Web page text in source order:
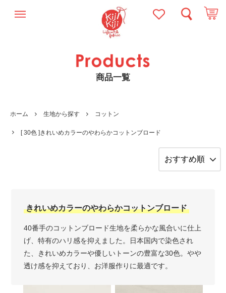
商品一覧
ホーム 生地から探す コットン
[ 30色 ]きれいめカラーのやわらかコットンブロード
きれいめカラーのやわらかコットンブロード
40番手のコットンブロード生地を柔らかな風合いに仕上
げ、特有のハリ感を抑えました。日本国内で染色され
た、きれいめカラーや優しいトーンの豊富な30色。やや
透け感を抑えており、お洋服作りに最適です。